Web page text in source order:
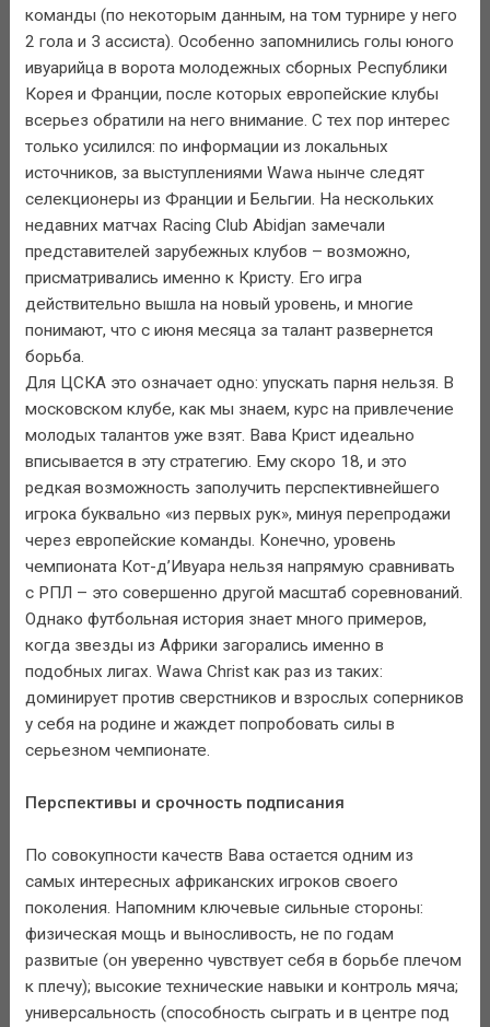
команды (по некоторым данным, на том турнире у него
2 гола и 3 ассиста). Особенно запомнились голы юного
ивуарийца в ворота молодежных сборных Республики
Корея и Франции, после которых европейские клубы
всерьез обратили на него внимание. С тех пор интерес
только усилился: по информации из локальных
источников, за выступлениями Wawa нынче следят
селекционеры из Франции и Бельгии. На нескольких
недавних матчах Racing Club Abidjan замечали
представителей зарубежных клубов – возможно,
присматривались именно к Кристу. Его игра
действительно вышла на новый уровень, и многие
понимают, что с июня месяца за талант развернется
борьба.
Для ЦСКА это означает одно: упускать парня нельзя. В
московском клубе, как мы знаем, курс на привлечение
молодых талантов уже взят. Вава Крист идеально
вписывается в эту стратегию. Ему скоро 18, и это
редкая возможность заполучить перспективнейшего
игрока буквально «из первых рук», минуя перепродажи
через европейские команды. Конечно, уровень
чемпионата Кот-д’Ивуара нельзя напрямую сравнивать
с РПЛ – это совершенно другой масштаб соревнований.
Однако футбольная история знает много примеров,
когда звезды из Африки загорались именно в
подобных лигах. Wawa Christ как раз из таких:
доминирует против сверстников и взрослых соперников
у себя на родине и жаждет попробовать силы в
серьезном чемпионате.
Перспективы и срочность подписания
По совокупности качеств Вава остается одним из
самых интересных африканских игроков своего
поколения. Напомним ключевые сильные стороны:
физическая мощь и выносливость, не по годам
развитые (он уверенно чувствует себя в борьбе плечом
к плечу); высокие технические навыки и контроль мяча;
универсальность (способность сыграть и в центре под